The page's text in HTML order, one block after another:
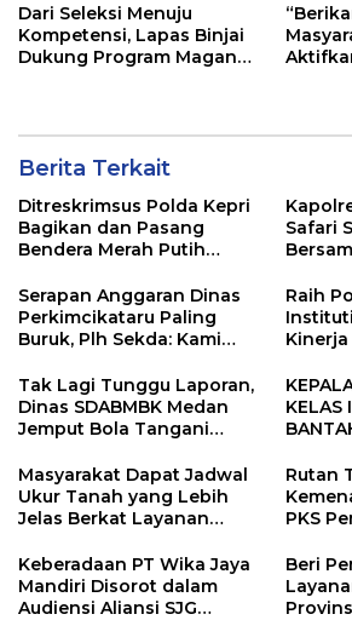
Dari Seleksi Menuju
Kompetensi, Lapas Binjai
Dukung Program Magang
Berita Terkait
Ditreskrimsus Polda Kepri
Bagikan dan Pasang
Bendera Merah Putih
Perkuat Semangat
Kebangsaan.
Safari
Serapan Anggaran Dinas
Perkimcikataru Paling
Buruk, Plh Sekda: Kami
Raih
Tak Lagi Tunggu Laporan,
Dinas SDABMBK Medan
Jemput Bola Tangani
KELAS
Masyarakat Dapat Jadwal
Ukur Tanah yang Lebih
Jelas Berkat Layanan
Rutan
PKS
Keberadaan PT Wika Jaya
Mandiri Disorot dalam
Audiensi Aliansi SJG
Beri